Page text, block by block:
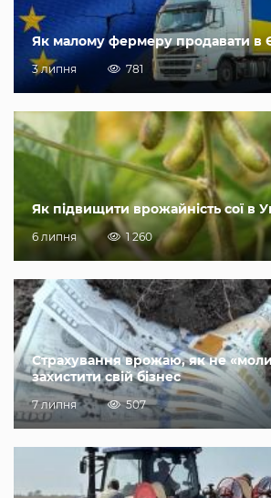
Як малому фермеру продавати в
3 липня 781
Як підвищити врожайність сої в
6 липня 1 260
Страхування врожаю, як не
захистити свій бізнес
7 липня 507